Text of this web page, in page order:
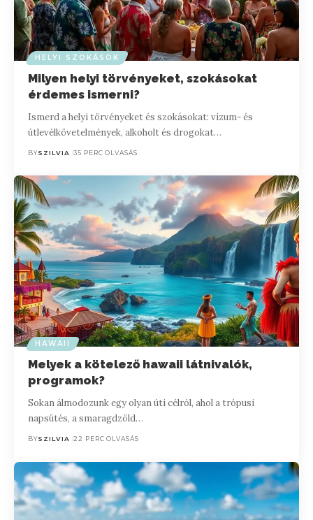
HELYI SZOKÁSOK
Milyen helyi törvényeket, szokásokat
érdemes ismerni?
Ismerd a helyi törvényeket és szokásokat: vízum- és
útlevélkövetelmények, alkoholt és drogokat…
BYSZILVIA 35 PERC OLVASÁS
HAWAII
Melyek a kötelező hawaii látnivalók,
programok?
Sokan álmodozunk egy olyan úti célról, ahol a trópusi
napsütés, a smaragdzöld…
BYSZILVIA 22 PERC OLVASÁS